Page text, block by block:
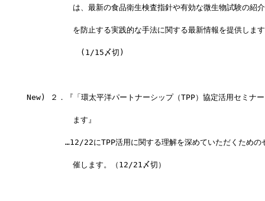
は、最新の食品衛生検査指針や有効な微生物試験の紹介
を防止する実践的な手法に関する最新情報を提供します
(1/15〆切)
New) ２．『「環太平洋パートナーシップ（TPP）協定活用セミナ
ます』
…12/22にTPP活用に関する理解を深めていただくための
催します。（12/21〆切）